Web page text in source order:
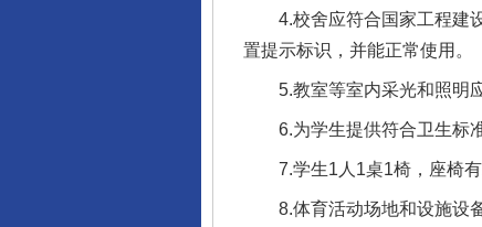
4.校舍应符合国家工程建设
置提示标识，并能正常使用。
5.教室等室内采光和照明应
6.为学生提供符合卫生标准
7.学生1人1桌1椅，座椅有
8.体育活动场地和设施设备